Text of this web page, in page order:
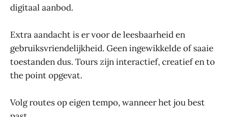
digitaal aanbod.
Extra aandacht is er voor de leesbaarheid en
gebruiksvriendelijkheid. Geen ingewikkelde of saaie
toestanden dus. Tours zijn interactief, creatief en to
the point opgevat.
Volg routes op eigen tempo, wanneer het jou best